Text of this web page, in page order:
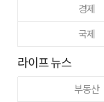
경제
국제
라이프 뉴스
부동산